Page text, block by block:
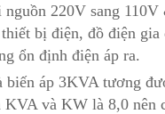
220V sang
bị điện, đồ điện gia
ổn định điện áp ra.
biến áp 3KVA tương
và KW là 8,0 nên